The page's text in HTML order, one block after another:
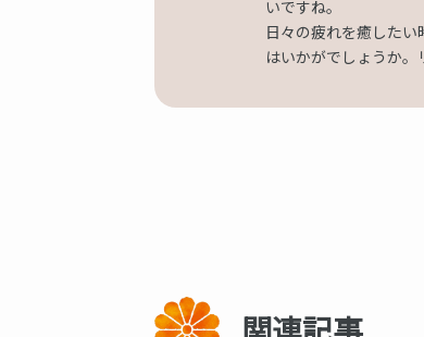
いですね。
日々の疲れを癒した
はいかがでしょうか。